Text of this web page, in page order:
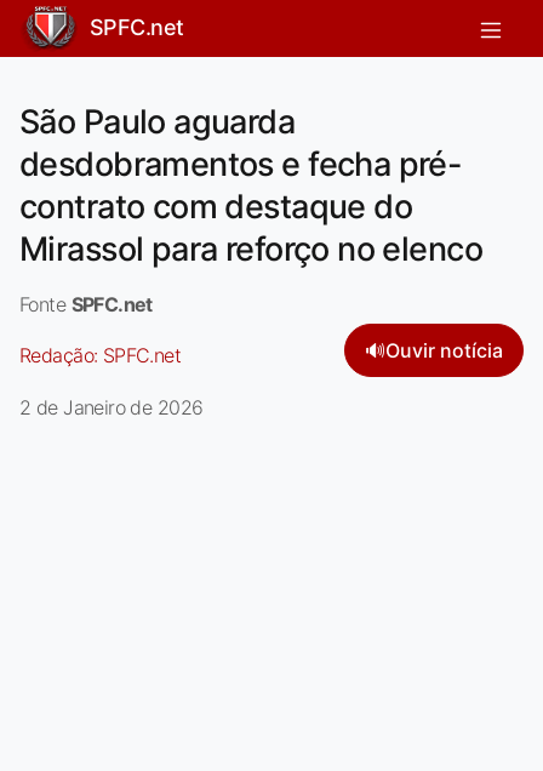
SPFC.net
São Paulo aguarda
desdobramentos e fecha pré-
contrato com destaque do
Mirassol para reforço no elenco
Fonte SPFC.net
Redação: SPFC.net 🔊Ouvir notícia
2 de Janeiro de 2026